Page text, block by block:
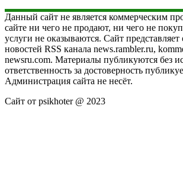
Данный сайт не является коммерческим
сайте ни чего не продают, ни чего не
услуги не оказываются. Сайт представляет
новостей RSS канала news.rambler.ru,
newsru.com. Материалы публикуются без
ответственность за достоверность
Администрация сайта не несёт.
Сайт от psikhoter @ 2023